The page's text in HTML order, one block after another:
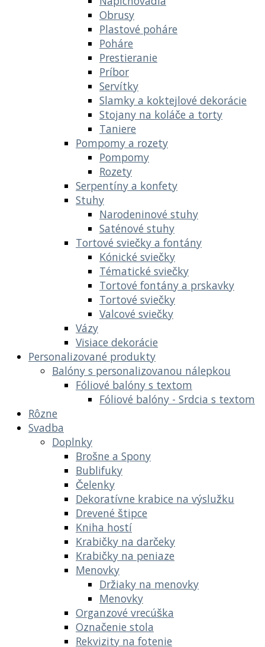
Obrusy
Plastové poháre
Poháre
Prestieranie
Príbor
Servítky
Slamky a koktejlové dekorácie
Stojany na koláče a torty
Taniere
Pompomy a rozety
Pompomy
Rozety
Serpentíny a konfety
Stuhy
Narodeninové stuhy
Saténové stuhy
Tortové sviečky a fontány
Kónické sviečky
Tématické sviečky
Tortové fontány a prskavky
Tortové sviečky
Valcové sviečky
Vázy
Visiace dekorácie
Personalizované produkty
Balóny s personalizovanou nálepkou
Fóliové balóny s textom
Fóliové balóny - Srdcia s textom
Rôzne
Svadba
Doplnky
Brošne a Spony
Bublifuky
Čelenky
Dekoratívne krabice na výslužku
Drevené štipce
Kniha hostí
Krabičky na darčeky
Krabičky na peniaze
Menovky
Držiaky na menovky
Menovky
Organzové vrecúška
Označenie stola
Rekvizity na fotenie